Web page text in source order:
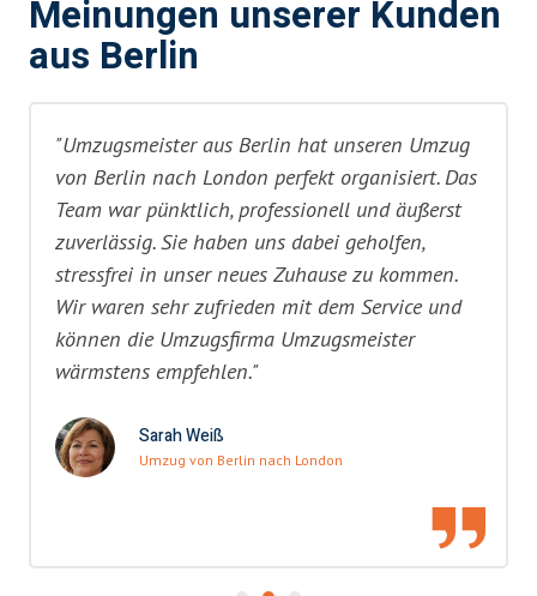
Meinungen unserer Kunden
aus Berlin
"Umzugsmeister aus Berlin hat unseren Umzug
von Berlin nach London perfekt organisiert. Das
Team war pünktlich, professionell und äußerst
zuverlässig. Sie haben uns dabei geholfen,
stressfrei in unser neues Zuhause zu kommen.
Wir waren sehr zufrieden mit dem Service und
können die Umzugsfirma Umzugsmeister
wärmstens empfehlen."
Sarah Weiß
Umzug von Berlin nach London